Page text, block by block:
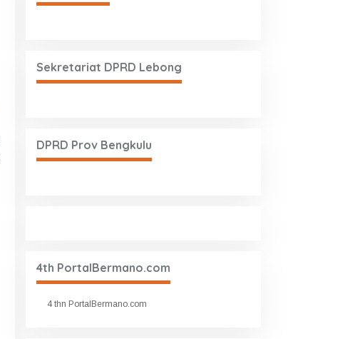
Sekretariat DPRD Lebong
DPRD Prov Bengkulu
4th PortalBermano.com
4 thn PortalBermano.com